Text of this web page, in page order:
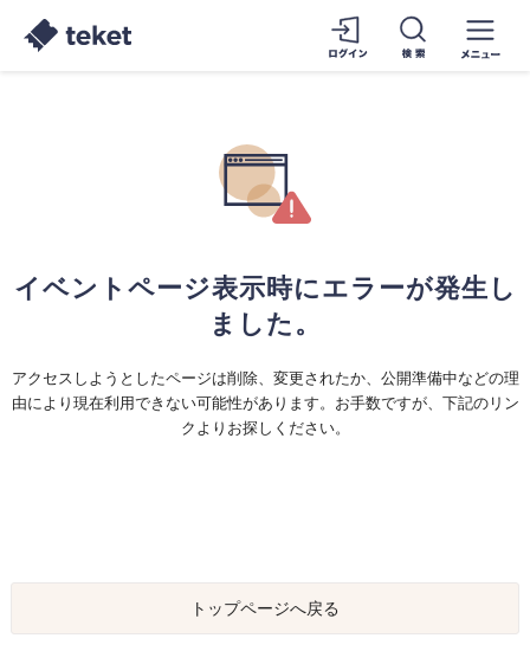
イベントページ表示時にエラーが発生し
ました。
アクセスしようとしたページは削除、変更されたか、公開準備中などの理
由により現在利用できない可能性があります。お手数ですが、下記のリン
クよりお探しください。
トップページへ戻る